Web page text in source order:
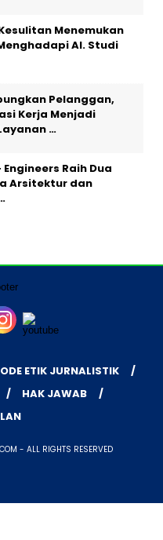
Menemukan
AI. Studi
Pelanggan,
Kerja Menjadi
…
Raih Dua
Arsitektur dan
ETIK JURNALISTIK
HAK JAWAB
- ALL RIGHTS RESERVED